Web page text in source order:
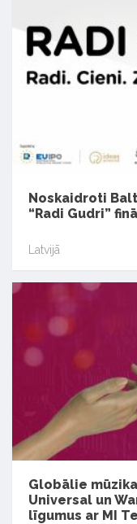
Noskaidroti
“Radi Gudri”
Latvijā
Globālie
Universal un
līgumus ar MI